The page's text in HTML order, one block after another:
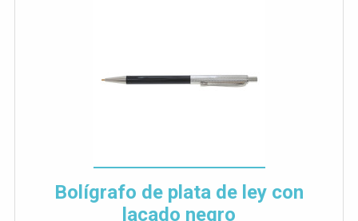
Bolígrafo de plata de ley con
lacado negro